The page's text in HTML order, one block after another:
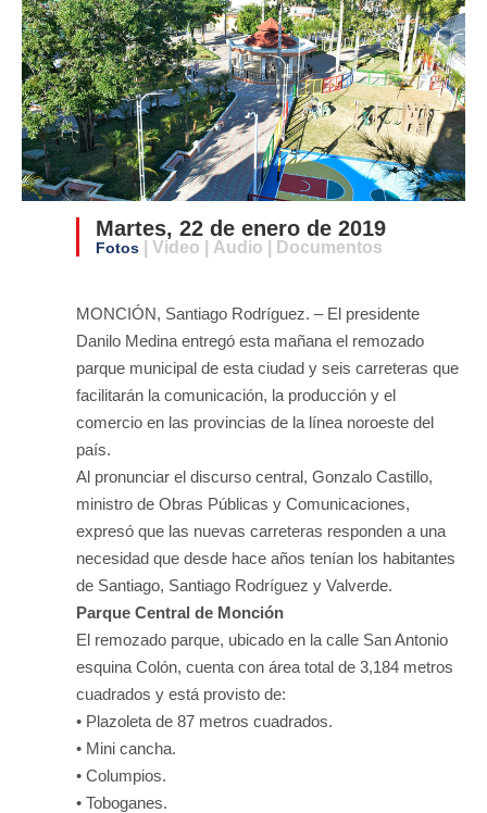
Martes, 22 de enero de 2019
Fotos | Video | Audio | Documentos
MONCIÓN, Santiago Rodríguez. – El presidente
Danilo Medina entregó esta mañana el remozado
parque municipal de esta ciudad y seis carreteras que
facilitarán la comunicación, la producción y el
comercio en las provincias de la línea noroeste del
país.
Al pronunciar el discurso central, Gonzalo Castillo,
ministro de Obras Públicas y Comunicaciones,
expresó que las nuevas carreteras responden a una
necesidad que desde hace años tenían los habitantes
de Santiago, Santiago Rodríguez y Valverde.
Parque Central de Monción
El remozado parque, ubicado en la calle San Antonio
esquina Colón, cuenta con área total de 3,184 metros
cuadrados y está provisto de:
• Plazoleta de 87 metros cuadrados.
• Mini cancha.
• Columpios.
• Toboganes.